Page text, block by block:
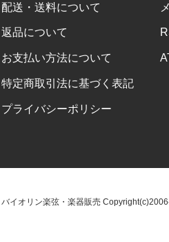
配送・送料について
返品について
お支払い方法について
特定商取引法に基づく表記
プライバシーポリシー
バイオリン楽弦・楽器販売